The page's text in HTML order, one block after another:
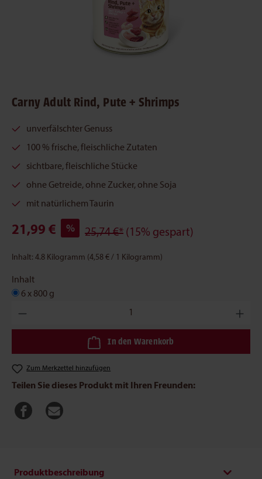
Carny Adult Rind, Pute + Shrimps
unverfälschter Genuss
100 % frische, fleischliche Zutaten
sichtbare, fleischliche Stücke
ohne Getreide, ohne Zucker, ohne Soja
mit natürlichem Taurin
21,99 € % 25,74 €* (15% gespart)
Inhalt: 4.8 Kilogramm (4,58 € / 1 Kilogramm)
Inhalt
6 x 800 g
Produkt Anzahl: Gib den gewünschten Wert ein oder benutze
In den Warenkorb
Zum Merkzettel hinzufügen
Teilen Sie dieses Produkt mit Ihren Freunden:
Produktbeschreibung